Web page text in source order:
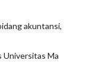
akuntansi,
Universitas Ma